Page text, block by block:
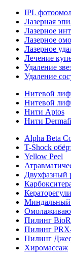
IPL
Лазерная
Лазерное
Лазерное
Лазерное
Лечение
Удаление
Удаление
Нитевой
Нитевой
Нити Aptos
Нити
Alpha Beta
T-Shock
Yellow Peel
Двухфазный
Пилинг
Пилинг
Пилинг
Хиромассаж